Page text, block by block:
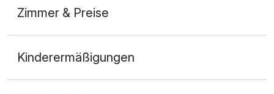
Zimmer & Preise
2 Erwachsene
Kinderermäßigungen